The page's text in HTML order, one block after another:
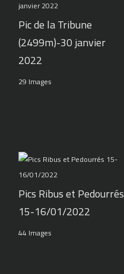
Pic de la Tribune
(2499m)-30 janvier
2022
29 Images
Pics Ribus et Pedourrés
15-16/01/2022
44 Images